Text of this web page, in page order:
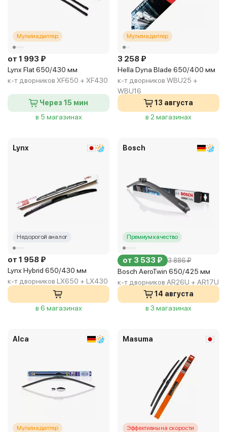
Мультиадаптер
от 1 993 ₽
Lynx Flat 650/430 мм
к-т дворников XF650 + XF430
Через 15 мин
в 5 магазинах
Мультиадаптер
3 258 ₽
Hella Dyna Blade 650/400 мм
к-т дворников WBU25 +
WBU16
13 августа
в 2 магазинах
Lynx
Недорогой аналог
от 1 958 ₽
Lynx Hybrid 650/430 мм
к-т дворников LX650 + LX430
в 6 магазинах
Bosch
Премиум качество
от 3 533 ₽ 3 886 ₽
Bosch AeroTwin 650/425 мм
к-т дворников AR26U + AR17U
14 августа
в 3 магазинах
Alca
Мультиадаптер
Masuma
Эффективны на скорости